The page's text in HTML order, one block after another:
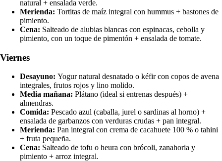
natural + ensalada verde.
Merienda: Tortitas de maíz integral con hummus + bastones de
pimiento.
Cena: Salteado de alubias blancas con espinacas, cebolla y
pimiento, con un toque de pimentón + ensalada de tomate.
Viernes
Desayuno: Yogur natural desnatado o kéfir con copos de avena
integrales, frutos rojos y lino molido.
Media mañana: Plátano (ideal si entrenas después) +
almendras.
Comida: Pescado azul (caballa, jurel o sardinas al horno) +
ensalada de garbanzos con verduras crudas + pan integral.
Merienda: Pan integral con crema de cacahuete 100 % o tahini
+ fruta pequeña.
Cena: Salteado de tofu o heura con brócoli, zanahoria y
pimiento + arroz integral.